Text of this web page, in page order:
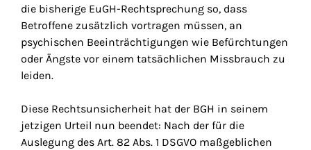
die bisherige EuGH-Rechtsprechung so, dass
Betroffene zusätzlich vortragen müssen, an
psychischen Beeinträchtigungen wie Befürchtungen
oder Ängste vor einem tatsächlichen Missbrauch zu
leiden.
Diese Rechtsunsicherheit hat der BGH in seinem
jetzigen Urteil nun beendet: Nach der für die
Auslegung des Art. 82 Abs. 1 DSGVO maßgeblichen